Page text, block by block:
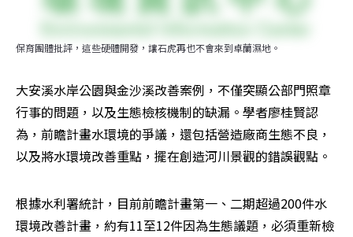
保育團體批評，這些硬體開發，讓石虎再也不會來到卓蘭濕地。
大安溪水岸公園與金沙溪改善案例，不僅突顯公部門照章
行事的問題，以及生態檢核機制的缺漏。學者廖桂賢認
為，前瞻計畫水環境的爭議，還包括營造廠商生態不良，
以及將水環境改善重點，擺在創造河川景觀的錯誤觀點。
根據水利署統計，目前前瞻計畫第一、二期超過200件水
環境改善計畫，約有11至12件因為生態議題，必須重新檢